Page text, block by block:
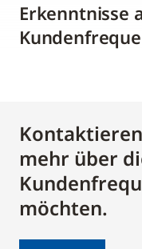
Erkenntnisse
mehr über
möchten.